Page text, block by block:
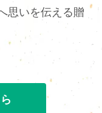
思いを伝える贈